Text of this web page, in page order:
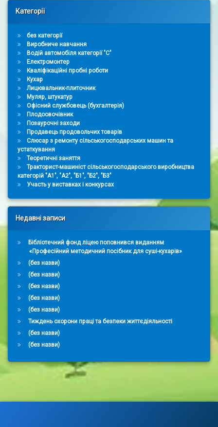
Right Sidebar
Категорії
без категорії
Виробниче навчання
Водій автомобіля категорії "С"
Електромонтер
Кваліфікаційні пробні роботи
Кухар
Лицювальник-плиточник
Муляр, штукатур
Офісний службовець (бухгалтерія)
Плодоовочівник
Позаурочні заходи
Продавець продовольчих товарів
Слюсар з ремонту сільськогосподарських машин та
устаткування
Теоретичні заняття
Тракторист-машиніст сільськогосподарського виробництва
категорій "А1", "А2", "Б1", "Б2", "Б3"
Участь у виставках і конкурсах
Недавні записи
Бібліотечний фонд ліцею поповнився виданням
«Професійний методичний посібник для суші-кухарів»
(без назви)
(без назви)
(без назви)
(без назви)
(без назви)
Тиждень охорони праці та безпеки життєдіяльності
(без назви)
(без назви)